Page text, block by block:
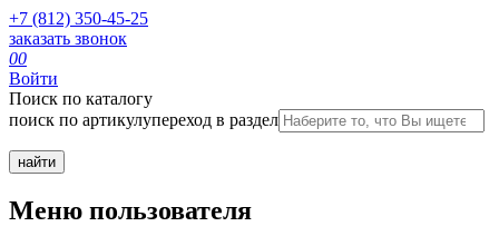
+7 (812) 350-45-25
заказать звонок
00
Войти
Поиск по каталогу
поиск по артикулупереход в раздел
Меню пользователя